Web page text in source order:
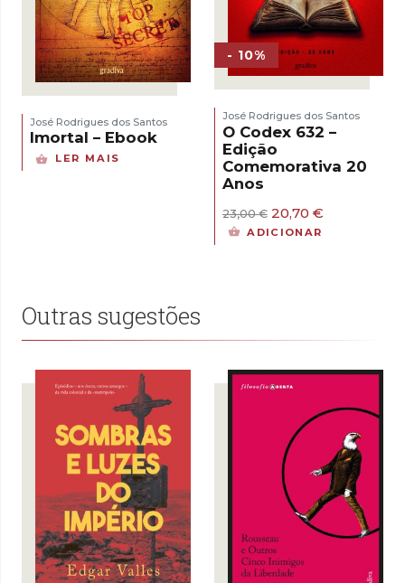
José Rodrigues dos Santos
Imortal – Ebook
LER MAIS
- 10%
José Rodrigues dos Santos
O Codex 632 –
Edição
Comemorativa 20
Anos
23,00€ O
preço
20,70 €O
ADICIONAR
Outras sugestões